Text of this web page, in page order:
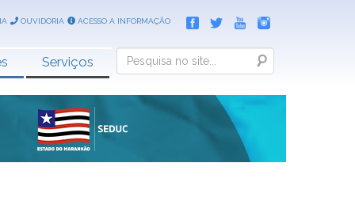
OUVIDORIA ACESSO A INFORMAÇÃO
Serviços Search